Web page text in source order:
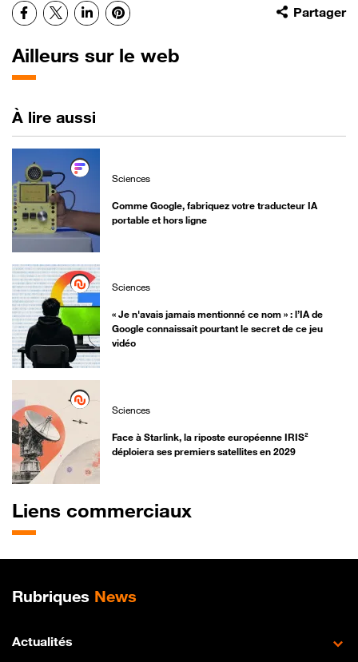
Partager
Facebook
X LinkedInPinterest
Ailleurs sur le web
À lire aussi
Sciences
Comme Google, fabriquez votre traducteur IA
portable et hors ligne
Sciences
« Je n'avais jamais mentionné ce nom » : l’IA de
Google connaissait pourtant le secret de ce jeu
vidéo
Sciences
Face à Starlink, la riposte européenne IRIS²
déploiera ses premiers satellites en 2029
Liens commerciaux
Plan de site
Rubriques News
Actualités